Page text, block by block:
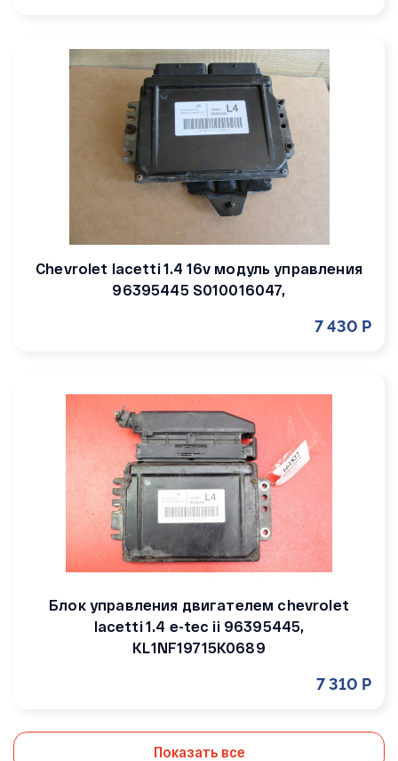
Chevrolet lacetti 1.4 16v модуль управления
96395445 S010016047,
7 430 Р
Блок управления двигателем chevrolet
lacetti 1.4 e-tec ii 96395445,
KL1NF19715K0689
7 310 Р
Показать все